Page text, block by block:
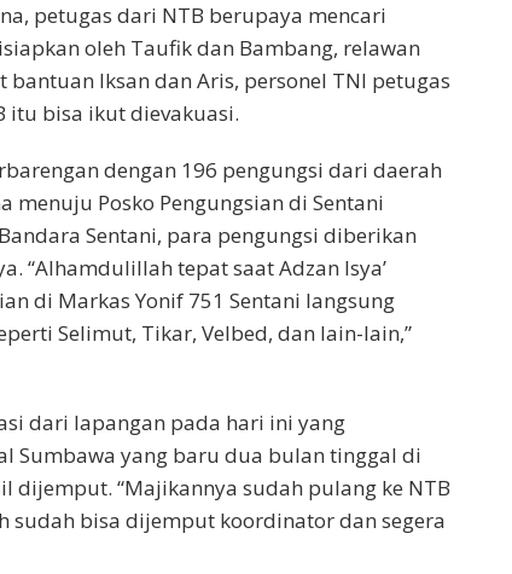
petugas dari NTB berupaya mencari
oleh Taufik dan Bambang, relawan
Iksan dan Aris, personel TNI petugas
itu bisa ikut dievakuasi.
dengan 196 pengungsi dari daerah
Posko Pengungsian di Sentani
Sentani, para pengungsi diberikan
“Alhamdulillah tepat saat Adzan Isya’
di Markas Yonif 751 Sentani langsung
Selimut, Tikar, Velbed, dan lain-lain,”
dari lapangan pada hari ini yang
Sumbawa yang baru dua bulan tinggal di
dijemput. “Majikannya sudah pulang ke NTB
bisa dijemput koordinator dan segera